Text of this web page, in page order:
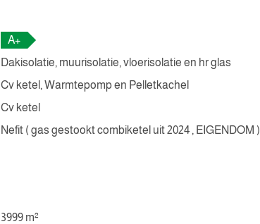
A+
Dakisolatie, muurisolatie, vloerisolatie en hr glas
Cv ketel, Warmtepomp en Pelletkachel
Cv ketel
Nefit ( gas gestookt combiketel uit 2024 , EIGENDOM )
3999 m²